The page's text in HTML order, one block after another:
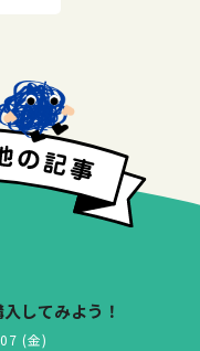
してみよう！
(金)